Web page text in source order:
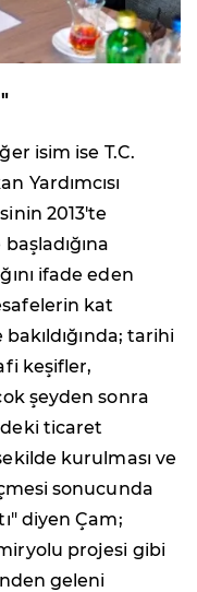
isim ise T.C.
Yardımcısı
2013'te
ifade eden
kat
tarihi
keşifler,
şeyden sonra
ticaret
kurulması ve
sonucunda
diyen Çam;
projesi gibi
geleni